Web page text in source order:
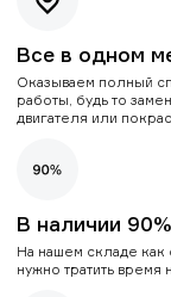
Все в одном
Оказываем полный
работы, будь то
двигателя или
В наличии
На нашем складе как
нужно тратить время